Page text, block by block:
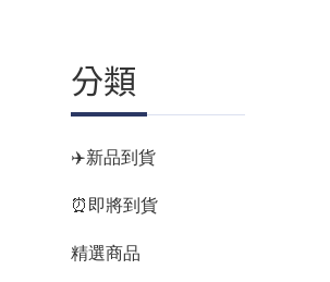
分類
✈️新品到貨
⏰即將到貨
精選商品